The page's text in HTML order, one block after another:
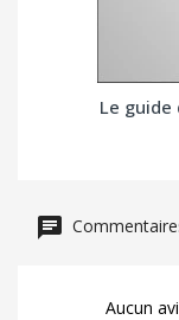
Le guide
Aucun